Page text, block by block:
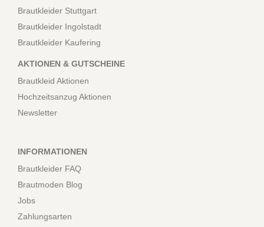
Brautkleider Stuttgart
Brautkleider Ingolstadt
Brautkleider Kaufering
AKTIONEN & GUTSCHEINE
Brautkleid Aktionen
Hochzeitsanzug Aktionen
Newsletter
INFORMATIONEN
Brautkleider FAQ
Brautmoden Blog
Jobs
Zahlungsarten